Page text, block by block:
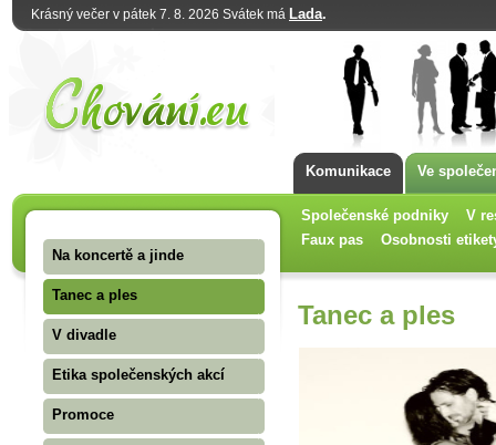
Krásný večer v pátek 7. 8. 2026 Svátek má Lada.
Komunikace Ve
Společenské podniky
V
Faux pas
Osobnosti
Na koncertě a jinde
Tanec a ples
V divadle
Etika společenských akcí
Promoce
Tanec a ples